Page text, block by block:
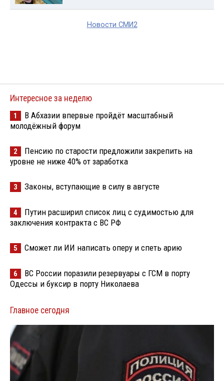
Новости СМИ2
Интересное за неделю
1
В Абхазии впервые пройдёт масштабный
молодёжный форум
2
Пенсию по старости предложили закрепить на
уровне не ниже 40% от заработка
3 Законы, вступающие в силу в августе
4
Путин расширил список лиц с судимостью для
заключения контракта с ВС РФ
5 Сможет ли ИИ написать оперу и спеть арию
6
ВС России поразили резервуары с ГСМ в порту
Одессы и буксир в порту Николаева
Главное сегодня